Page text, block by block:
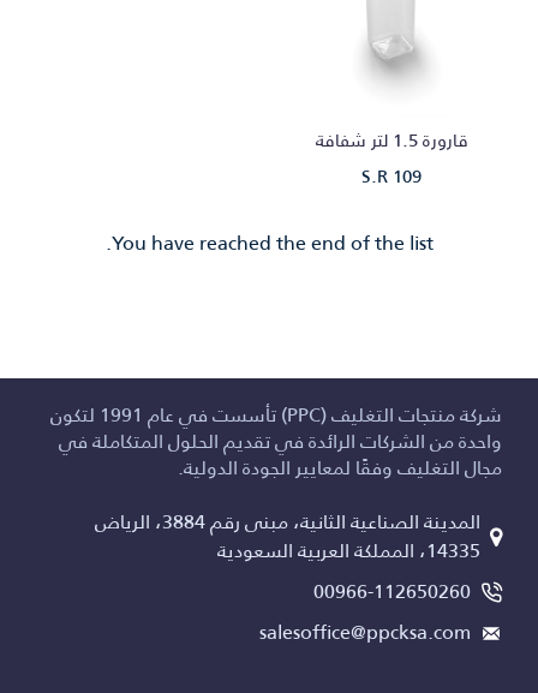
قارورة 1.5 لتر شفافة
S.R 109
You have reached the end of the list.
شركة منتجات التغليف (PPC) تأسست في عام 1991 لتكون
واحدة من الشركات الرائدة في تقديم الحلول المتكاملة في
مجال التغليف وفقًا لمعايير الجودة الدولية.
المدينة الصناعية الثانية، مبنى رقم 3884، الرياض
14335، المملكة العربية السعودية
00966-112650260
salesoffice@ppcksa.com